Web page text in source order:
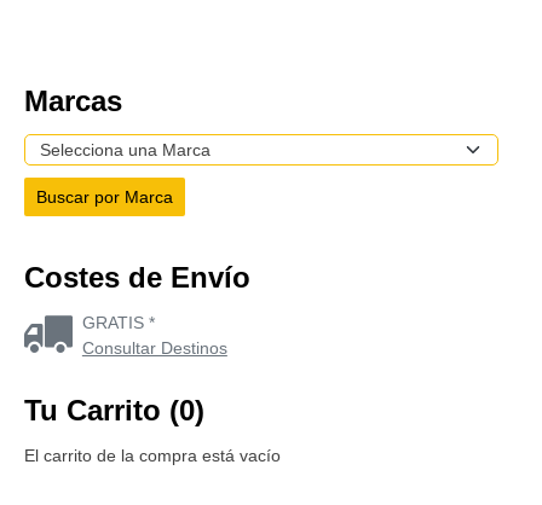
Marcas
Costes de Envío
GRATIS *
Consultar Destinos
Tu Carrito (0)
El carrito de la compra está vacío